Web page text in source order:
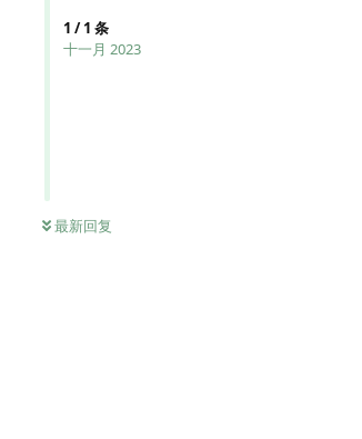
1 /1 条
十一月 2023
最新回复